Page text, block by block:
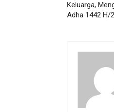
Keluarga,
Adha 1442 H/